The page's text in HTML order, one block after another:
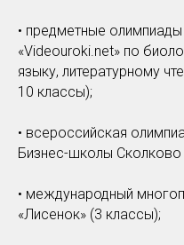
• предметные
«Videouroki.net» по
языку, литературному
10 классы);
• всероссийская
Бизнес-школы Сколково
• международный
«Лисенок» (3 классы);